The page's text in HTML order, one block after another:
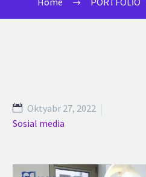
Oktyabr 27, 2022
Sosial media